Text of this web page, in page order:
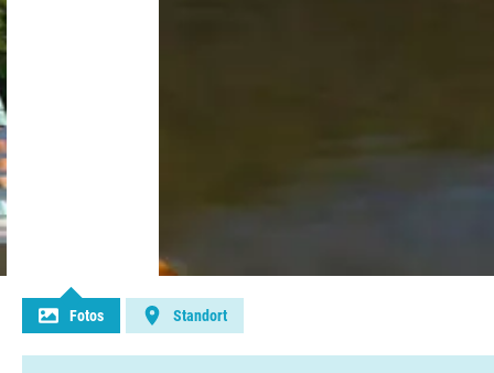
Fotos Standort